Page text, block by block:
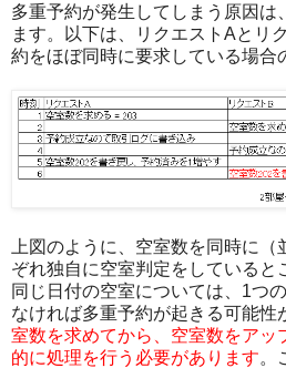
多重予約が発生してしまう原因は
ます。以下は、リクエストAとリ
約をほぼ同時に要求している場合
上図のように、空室数を同時に
ぞれ独自に空室判定をしていると
同じ日付の空室については、1つ
なければ多重予約が起きる可能性
室数を求めてから、空室数をアッ
的に処理を行う必要があります。